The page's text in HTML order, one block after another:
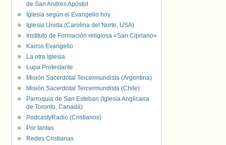
de San Andres Apóstol
Iglesia según el Evangelio hoy
Iglesia Unida (Carolina del Norte, USA)
Instituto de Formación religiosa «San Cipriano»
Kairos Evangelio
La otra Iglesia.
Lupa Protestante
Misión Sacerdotal Tercermundista (Argentina)
Misión Sacerdotal Tercermundista (Chile)
Parroquia de San Esteban (Iglesia Anglicana
de Toronto, Canadá)
PodcastyRadio (Cristianos)
Por tantas
Redes Cristianas